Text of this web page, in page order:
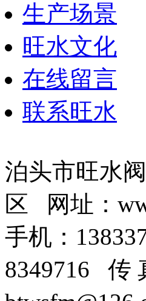
生产场景
旺水文化
在线留言
联系旺水
泊头市旺水
区 网址：
手机：
8349716 传